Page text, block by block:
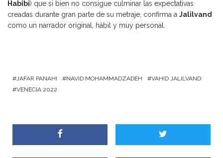
Habibi) que si bien no consigue culminar las expectativas
creadas durante gran parte de su metraje, confirma a Jalilvand
como un narrador original, hábil y muy personal.
JAFAR PANAHI NAVID MOHAMMADZADEH
VAHID JALILVAND
VENECIA 2022